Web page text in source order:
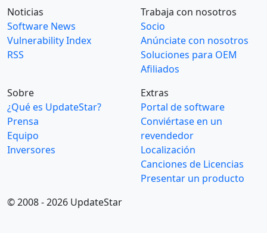
Noticias
Software News
Vulnerability Index
RSS
Trabaja con nosotros
Socio
Anúnciate con nosotros
Soluciones para OEM
Afiliados
Sobre
¿Qué es UpdateStar?
Prensa
Equipo
Inversores
Extras
Portal de software
Conviértase en un
revendedor
Localización
Canciones de Licencias
Presentar un producto
© 2008 - 2026 UpdateStar